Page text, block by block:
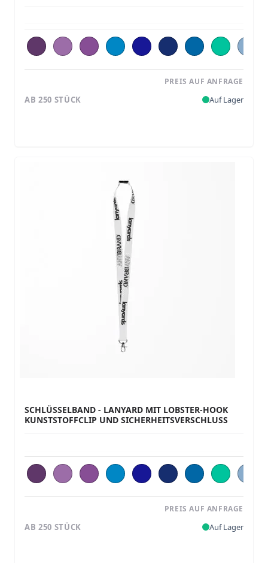
PREIS AUF ANFRAGE
AB 250 STÜCK Auf Lager
SCHLÜSSELBAND - LANYARD MIT LOBSTER-HOOK
KUNSTSTOFFCLIP UND SICHERHEITSVERSCHLUSS
PREIS AUF ANFRAGE
AB 250 STÜCK Auf Lager